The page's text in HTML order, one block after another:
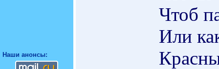
Наши анонсы:
Чтоб
Или